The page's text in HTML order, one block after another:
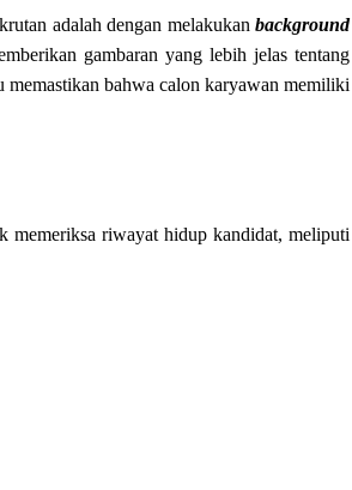
adalah dengan melakukanbackground
gambaran yang lebih jelas tentang
memastikan bahwa calon karyawan memiliki
memeriksa riwayat hidup kandidat, meliputi